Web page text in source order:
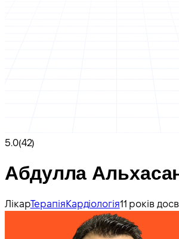
5.0(42)
Абдулла
ЛікарТерапія Кардіологія11 років